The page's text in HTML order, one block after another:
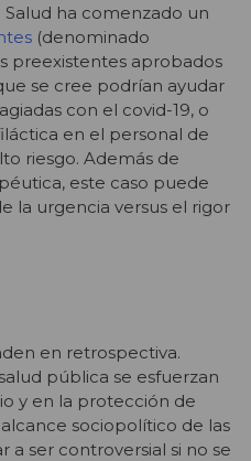
ha comenzado un
(denominado
preexistentes aprobados
se cree podrían ayudar
con el covid-19, o
en el personal de
riesgo. Además de
este caso puede
la urgencia versus el rigor
en retrospectiva.
pública se esfuerzan
y en la protección de
sociopolítico de las
ser controversial si no se